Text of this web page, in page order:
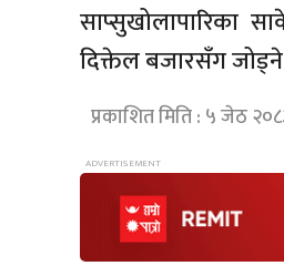
साप्सुखोलापारिका
दिक्तेल बजारसँग
प्रकाशित मिति : ५ जेठ